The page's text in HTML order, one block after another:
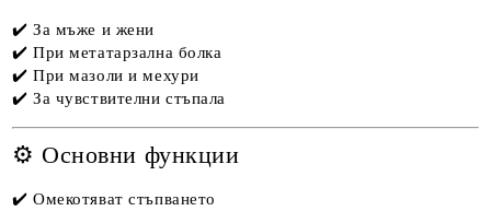
✔️ За мъже и жени
✔️ При метатарзална болка
✔️ При мазоли и мехури
✔️ За чувствителни стъпала
⚙️ Основни функции
✔️ Омекотяват стъпването